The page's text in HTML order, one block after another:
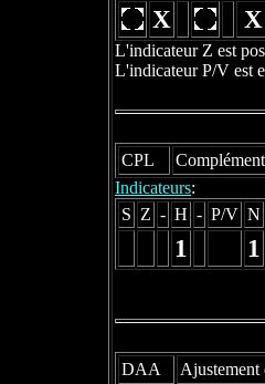
X X
L'indicateur Z est
L'indicateur P/V est
CPL
Indicateurs:
S Z - H - P/V N
1 1
DAA
Ajustement